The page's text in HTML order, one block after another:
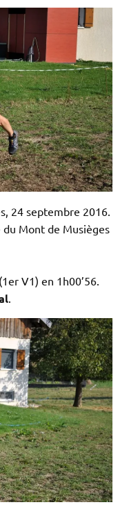
24 septembre 2016.
Mont de Musièges
V1) en 1h00’56.
.